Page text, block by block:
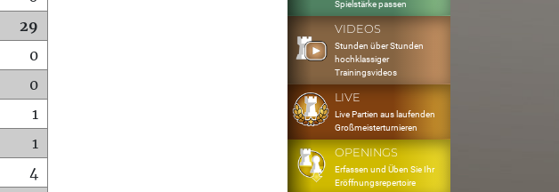
29
0
0
1
1
4
Spielstärke passen
VIDEOS
Stunden über Stunden
hochklassiger
Trainingsvideos
LIVE
Live Partien aus laufenden
Großmeisterturnieren
OPENINGS
Erfassen und Üben Sie Ihr
Eröffnungsrepertoire